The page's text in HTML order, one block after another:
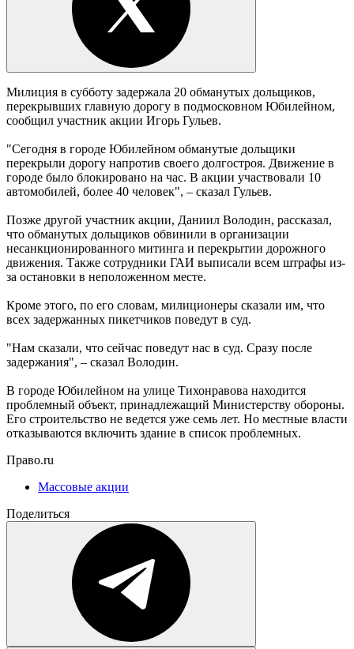
Милиция в субботу задержала 20 обманутых дольщиков,
перекрывших главную дорогу в подмосковном Юбилейном,
сообщил участник акции Игорь Гульев.
"Сегодня в городе Юбилейном обманутые дольщики
перекрыли дорогу напротив своего долгостроя. Движение в
городе было блокировано на час. В акции участвовали 10
автомобилей, более 40 человек", – сказал Гульев.
Позже другой участник акции, Даниил Володин, рассказал,
что обманутых дольщиков обвинили в организации
несанкционированного митинга и перекрытии дорожного
движения. Также сотрудники ГАИ выписали всем штрафы из-
за остановки в неположенном месте.
Кроме этого, по его словам, милиционеры сказали им, что
всех задержанных пикетчиков поведут в суд.
"Нам сказали, что сейчас поведут нас в суд. Сразу после
задержания", – сказал Володин.
В городе Юбилейном на улице Тихонравова находится
проблемный объект, принадлежащий Министерству обороны.
Его строительство не ведется уже семь лет. Но местные власти
отказываются включить здание в список проблемных.
Право.ru
Массовые акции
Поделиться